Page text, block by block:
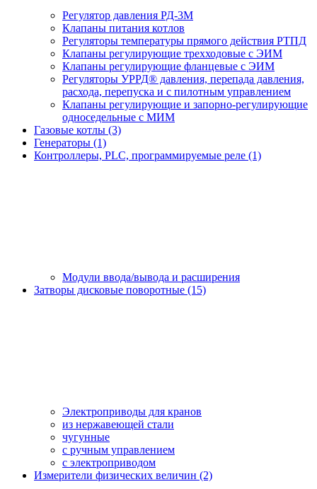
Регулятор давления РД-3М
Клапаны питания котлов
Регуляторы температуры прямого действия РТПД
Клапаны регулирующие трехходовые с ЭИМ
Клапаны регулирующие фланцевые с ЭИМ
Регуляторы УРРД® давления, перепада давления,
расхода, перепуска и с пилотным управлением
Клапаны регулирующие и запорно-регулирующие
односедельные с МИМ
Газовые котлы (3)
Генераторы (1)
Контроллеры, PLС, программируемые реле (1)
Модули ввода/вывода и расширения
Затворы дисковые поворотные (15)
Электроприводы для кранов
из нержавеющей стали
чугунные
с ручным управлением
c электроприводом
Измерители физических величин (2)